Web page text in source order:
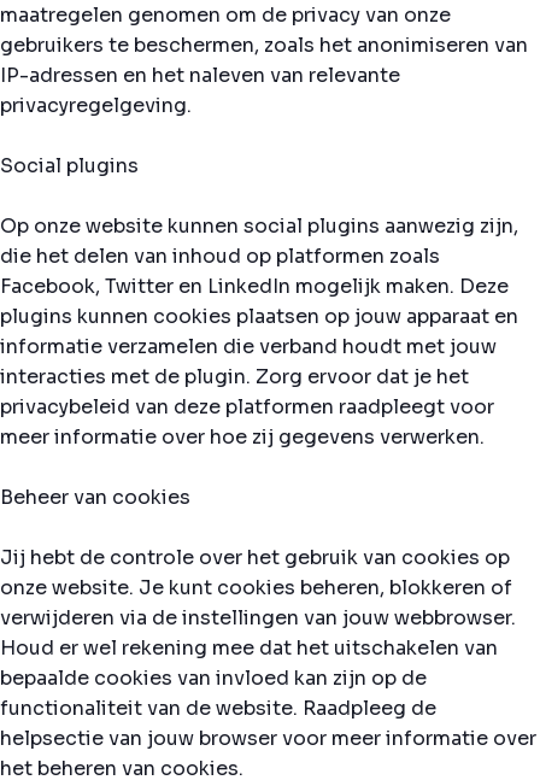
maatregelen genomen om de privacy van onze
gebruikers te beschermen, zoals het anonimiseren van
IP-adressen en het naleven van relevante
privacyregelgeving.
Social plugins
Op onze website kunnen social plugins aanwezig zijn,
die het delen van inhoud op platformen zoals
Facebook, Twitter en LinkedIn mogelijk maken. Deze
plugins kunnen cookies plaatsen op jouw apparaat en
informatie verzamelen die verband houdt met jouw
interacties met de plugin. Zorg ervoor dat je het
privacybeleid van deze platformen raadpleegt voor
meer informatie over hoe zij gegevens verwerken.
Beheer van cookies
Jij hebt de controle over het gebruik van cookies op
onze website. Je kunt cookies beheren, blokkeren of
verwijderen via de instellingen van jouw webbrowser.
Houd er wel rekening mee dat het uitschakelen van
bepaalde cookies van invloed kan zijn op de
functionaliteit van de website. Raadpleeg de
helpsectie van jouw browser voor meer informatie over
het beheren van cookies.